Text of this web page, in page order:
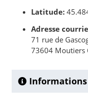
Latitude:
Adresse
71 rue de
73604 Moutiers